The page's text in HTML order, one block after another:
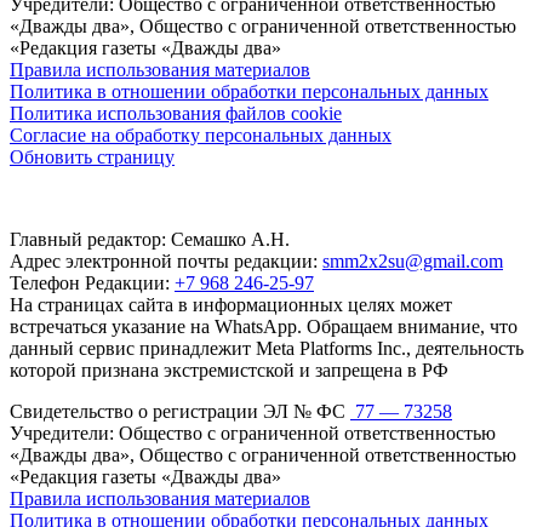
Учредители: Общество с ограниченной ответственностью
«Дважды два», Общество с ограниченной ответственностью
«Редакция газеты «Дважды два»
Правила использования материалов
Политика в отношении обработки персональных данных
Политика использования файлов cookie
Согласие на обработку персональных данных
Обновить страницу
Главный редактор: Семашко А.Н.
Адрес электронной почты редакции: smm2x2su@gmail.com
Телефон Редакции: +7 968 246-25-97
На страницах сайта в информационных целях может
встречаться указание на WhatsApp. Обращаем внимание, что
данный сервис принадлежит Meta Platforms Inc., деятельность
которой признана экстремистской и запрещена в РФ
Свидетельство о регистрации ЭЛ № ФС 77 — 73258
Учредители: Общество с ограниченной ответственностью
«Дважды два», Общество с ограниченной ответственностью
«Редакция газеты «Дважды два»
Правила использования материалов
Политика в отношении обработки персональных данных